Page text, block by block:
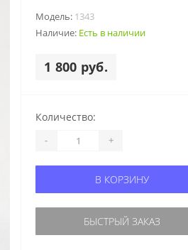
Модель: 1343
Наличие: Есть в наличии
1 800 руб.
Количество:
- +
В КОРЗИНУ
БЫСТРЫЙ ЗАКАЗ